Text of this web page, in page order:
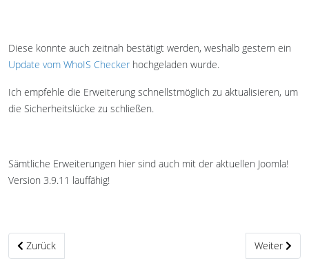
Diese konnte auch zeitnah bestätigt werden, weshalb gestern ein
Update vom WhoIS Checker hochgeladen wurde.
Ich empfehle die Erweiterung schnellstmöglich zu aktualisieren, um
die Sicherheitslücke zu schließen.
Sämtliche Erweiterungen hier sind auch mit der aktuellen Joomla!
Version 3.9.11 lauffähig!
Vorheriger Beitrag: Bessere Conversion Rates mit Digistore24
Zurück Nächster
Weiter